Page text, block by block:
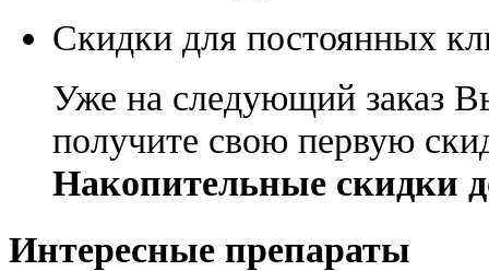
Скидки для постоянных
Уже на следующий заказ
получите свою первую
Накопительные скидки
Интересные препараты